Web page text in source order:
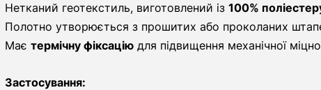
Нетканий геотекстиль, виготовлений із 100%
Полотно утворюється з прошитих або проколаних
Має термічну фіксацію для підвищення механічної
Застосування: